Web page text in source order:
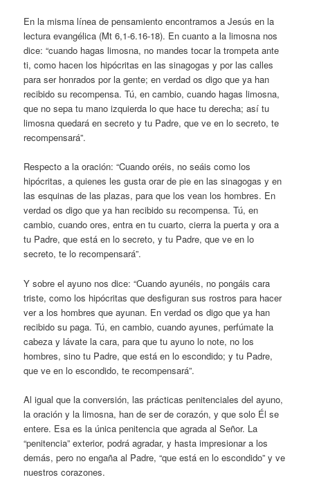
En la misma línea de pensamiento encontramos a Jesús en la
lectura evangélica (Mt 6,1-6.16-18). En cuanto a la limosna nos
dice: “cuando hagas limosna, no mandes tocar la trompeta ante
ti, como hacen los hipócritas en las sinagogas y por las calles
para ser honrados por la gente; en verdad os digo que ya han
recibido su recompensa. Tú, en cambio, cuando hagas limosna,
que no sepa tu mano izquierda lo que hace tu derecha; así tu
limosna quedará en secreto y tu Padre, que ve en lo secreto, te
recompensará”.
Respecto a la oración: “Cuando oréis, no seáis como los
hipócritas, a quienes les gusta orar de pie en las sinagogas y en
las esquinas de las plazas, para que los vean los hombres. En
verdad os digo que ya han recibido su recompensa. Tú, en
cambio, cuando ores, entra en tu cuarto, cierra la puerta y ora a
tu Padre, que está en lo secreto, y tu Padre, que ve en lo
secreto, te lo recompensará”.
Y sobre el ayuno nos dice: “Cuando ayunéis, no pongáis cara
triste, como los hipócritas que desfiguran sus rostros para hacer
ver a los hombres que ayunan. En verdad os digo que ya han
recibido su paga. Tú, en cambio, cuando ayunes, perfúmate la
cabeza y lávate la cara, para que tu ayuno lo note, no los
hombres, sino tu Padre, que está en lo escondido; y tu Padre,
que ve en lo escondido, te recompensará”.
Al igual que la conversión, las prácticas penitenciales del ayuno,
la oración y la limosna, han de ser de corazón, y que solo Él se
entere. Esa es la única penitencia que agrada al Señor. La
“penitencia” exterior, podrá agradar, y hasta impresionar a los
demás, pero no engaña al Padre, “que está en lo escondido” y ve
nuestros corazones.